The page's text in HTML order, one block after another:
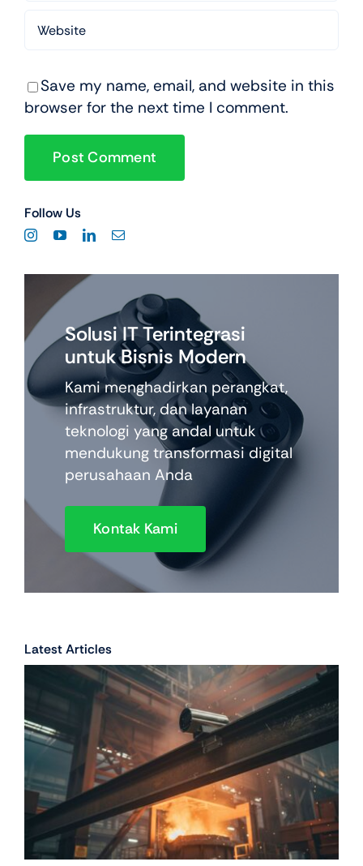
Save my name, email, and website in this
browser for the next time I comment.
Follow Us
Solusi IT Terintegrasi
untuk Bisnis Modern
Kami menghadirkan perangkat,
infrastruktur, dan layanan
teknologi yang andal untuk
mendukung transformasi digital
perusahaan Anda
Kontak Kami
Latest Articles